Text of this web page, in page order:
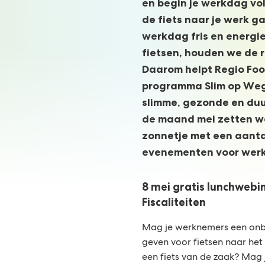
de fiets naar je werk
werkdag fris en
fietsen, houden we de
Daarom helpt Regio
programma Slim op
slimme, gezonde en
de maand mei zetten
zonnetje met een
evenementen voor
8 mei gratis
Fiscaliteiten
Mag je werknemers een
geven voor fietsen naar
een fiets van de zaak? Mag